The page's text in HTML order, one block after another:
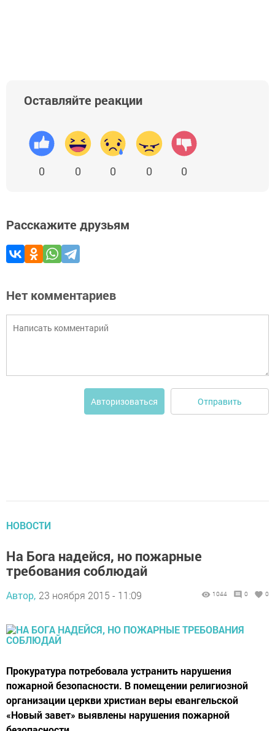
Оставляйте реакции
0 0 0 0 0
Расскажите друзьям
Нет комментариев
Авторизоваться Отправить
НОВОСТИ
На Бога надейся, но пожарные
требования соблюдай
Автор, 23 ноября 2015 - 11:09 1044 0 0
Прокуратура потребовала устранить нарушения
пожарной безопасности. В помещении религиозной
организации церкви христиан веры евангельской
«Новый завет» выявлены нарушения пожарной